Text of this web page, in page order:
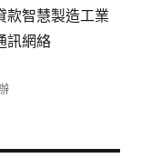
款智慧製造工業
訊網絡